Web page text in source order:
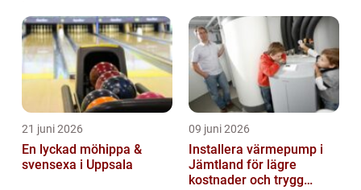
21 juni 2026
En lyckad möhippa &
svensexa i Uppsala
09 juni 2026
Installera värmepump i
Jämtland för lägre
kostnader och trygg